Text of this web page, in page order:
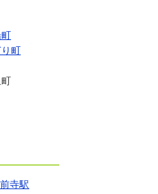
町
寺駅